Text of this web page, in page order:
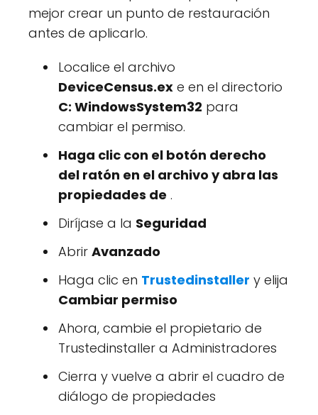
mejor crear un punto de restauración
antes de aplicarlo.
Localice el archivo
DeviceCensus.ex e en el directorio
C: WindowsSystem32 para
cambiar el permiso.
Haga clic con el botón derecho
del ratón en el archivo y abra las
propiedades de .
Diríjase a la Seguridad
Abrir Avanzado
Haga clic en Trustedinstaller y elija
Cambiar permiso
Ahora, cambie el propietario de
Trustedinstaller a Administradores
Cierra y vuelve a abrir el cuadro de
diálogo de propiedades